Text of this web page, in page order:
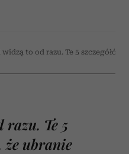
to od razu. Te 5
Te 5
że ubranie